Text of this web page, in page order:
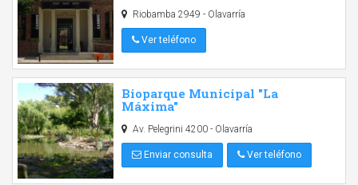
Riobamba 2949 - Olavarría
Ver teléfono
Bioparque Municipal "La
Máxima"
Av. Pelegrini 4200 - Olavarría
Enviar consulta Ver teléfono